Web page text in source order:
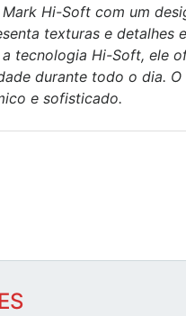
Mark Hi-Soft com um
texturas e detalhes
tecnologia Hi-Soft, ele
durante todo o dia.
e sofisticado.